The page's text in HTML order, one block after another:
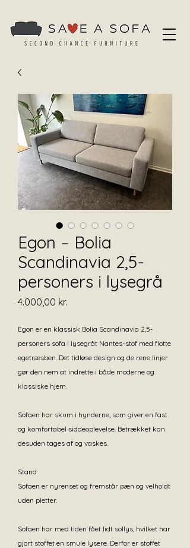
Egon – Bolia
Scandinavia 2,5-
personers i lysegrå
4.000,00 kr.
Egon er en klassisk Bolia Scandinavia 2,5-
personers sofa i lysegråt Nantes-stof med flotte
egetræsben. Det tidløse design og de rene linjer
gør den nem at indrette i både moderne og
klassiske hjem.
Sofaen har skum i hynderne, som giver en fast
og komfortabel siddeoplevelse. Betrækket kan
desuden tages af og vaskes.
Stand
Sofaen er nyrenset og fremstår pæn og velholdt
uden pletter.
Sofaen har med tiden fået lidt sollys, hvilket har
gjort stoffet en smule lysere. Derfor er stoffet